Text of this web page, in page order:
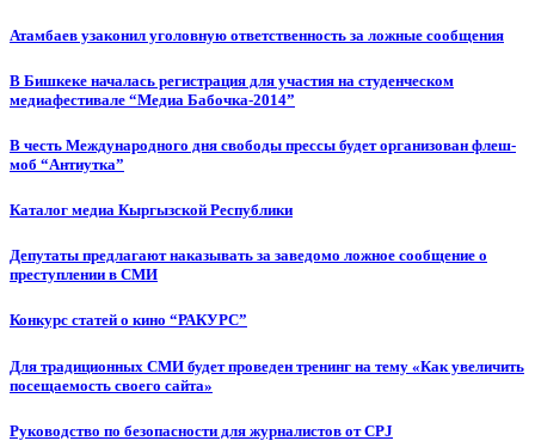
Атамбаев узаконил уголовную ответственность за ложные сообщения
В Бишкеке началась регистрация для участия на студенческом
медиафестивале “Медиа Бабочка-2014”
В честь Международного дня свободы прессы будет организован флеш-
моб “Антиутка”
Каталог медиа Кыргызской Республики
Депутаты предлагают наказывать за заведомо ложное сообщение о
преступлении в СМИ
Конкурс статей о кино “РАКУРС”
Для традиционных СМИ будет проведен тренинг на тему «Как увеличить
посещаемость своего сайта»
Руководство по безопасности для журналистов от CPJ